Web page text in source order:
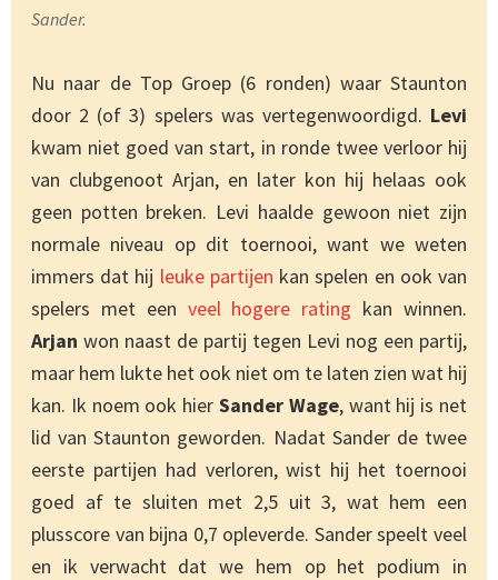
Sander.
Nu naar de Top Groep (6 ronden) waar Staunton
door 2 (of 3) spelers was vertegenwoordigd. Levi
kwam niet goed van start, in ronde twee verloor hij
van clubgenoot Arjan, en later kon hij helaas ook
geen potten breken. Levi haalde gewoon niet zijn
normale niveau op dit toernooi, want we weten
immers dat hij leuke partijen kan spelen en ook van
spelers met een veel hogere rating kan winnen.
Arjan won naast de partij tegen Levi nog een partij,
maar hem lukte het ook niet om te laten zien wat hij
kan. Ik noem ook hier Sander Wage, want hij is net
lid van Staunton geworden. Nadat Sander de twee
eerste partijen had verloren, wist hij het toernooi
goed af te sluiten met 2,5 uit 3, wat hem een
plusscore van bijna 0,7 opleverde. Sander speelt veel
en ik verwacht dat we hem op het podium in